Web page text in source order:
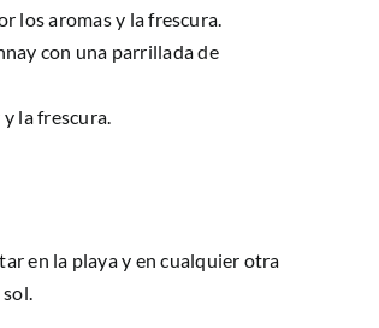
los aromas y la frescura.
con una parrillada de
la frescura.
en la playa y en cualquier otra